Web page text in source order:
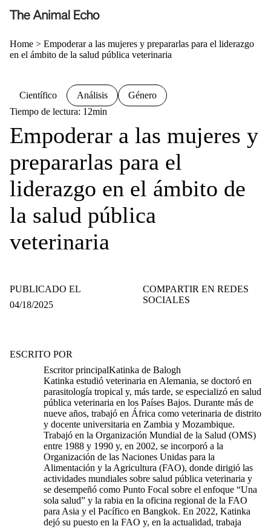
Home > Empoderar a las mujeres y prepararlas para el liderazgo
en el ámbito de la salud pública veterinaria
Científico Análisis
Género
Tiempo de lectura: 12min
Empoderar a las mujeres y
prepararlas para el
liderazgo en el ámbito de
la salud pública
veterinaria
PUBLICADO EL
04/18/2025
ESCRITO POR
Escritor principalKatinka de Balogh
Katinka estudió veterinaria en Alemania, se doctoró en
parasitología tropical y, más tarde, se especializó en salud
pública veterinaria en los Países Bajos. Durante más de
nueve años, trabajó en África como veterinaria de distrito
y docente universitaria en Zambia y Mozambique.
Trabajó en la Organización Mundial de la Salud (OMS)
entre 1988 y 1990 y, en 2002, se incorporó a la
Organización de las Naciones Unidas para la
Alimentación y la Agricultura (FAO), donde dirigió las
actividades mundiales sobre salud pública veterinaria y
se desempeñó como Punto Focal sobre el enfoque “Una
sola salud” y la rabia en la oficina regional de la FAO
para Asia y el Pacífico en Bangkok. En 2022, Katinka
dejó su puesto en la FAO y, en la actualidad, trabaja
COMPARTIR EN REDES
SOCIALES